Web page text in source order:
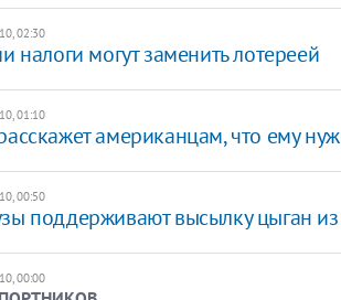
02:30
налоги могут заменить лотереей
01:10
американцам, что ему
00:50
поддерживают высылку цыган
00:00